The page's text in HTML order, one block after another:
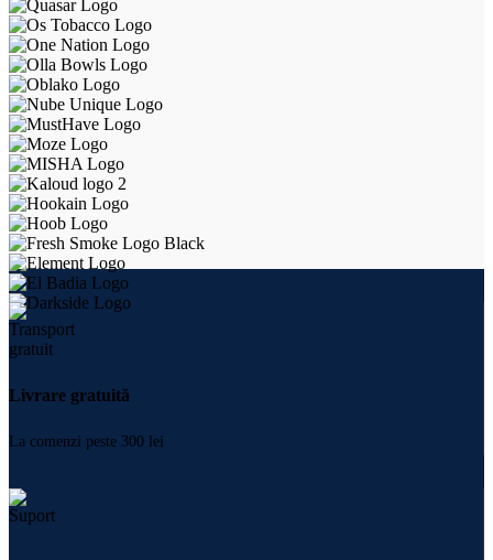
Livrare gratuită
La comenzi peste 300 lei